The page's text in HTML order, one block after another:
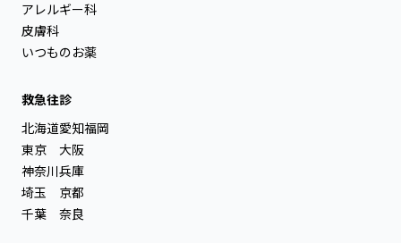
アレルギー科
皮膚科
いつものお薬
救急往診
北海道
東京
神奈川
埼玉
千葉
愛知
大阪
兵庫
京都
奈良
福岡